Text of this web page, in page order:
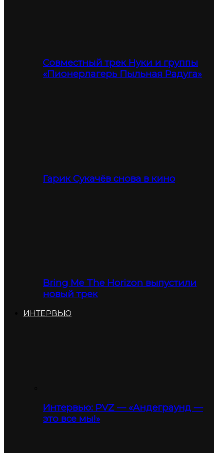
Совместный трек Нуки и группы
«Пионерлагерь Пыльная Радуга»
Гарик Сукачёв снова в кино
Bring Me The Horizon выпустили
новый трек
ИНТЕРВЬЮ
Интервью: PVZ — «Андеграунд —
это все мы!»